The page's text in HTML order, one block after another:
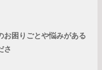
お困りごとや悩みがある
さ